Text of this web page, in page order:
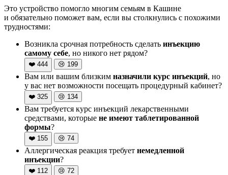
Это устройство помогло многим семьям в Кашине
и обязательно поможет вам, если вы столкнулись с похожими
трудностями:
Возникла срочная потребность сделать инъекцию
самому себе, но никого нет рядом?
❤️ 444 😢 199
Вам или вашим близким назначили курс инъекций, но
у вас нет возможности посещать процедурный кабинет?
❤️ 325 😢 134
Вам требуется курс инъекций лекарственными
средствами, которые не имеют таблетированной
формы?
❤️ 155 😢 74
Аллергическая реакция требует немедленной
инъекции?
❤️ 112 😢 72